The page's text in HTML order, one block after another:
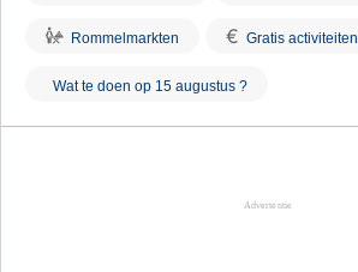
Rommelmarkten € Gratis activiteiten
Wat te doen op 15 augustus ?